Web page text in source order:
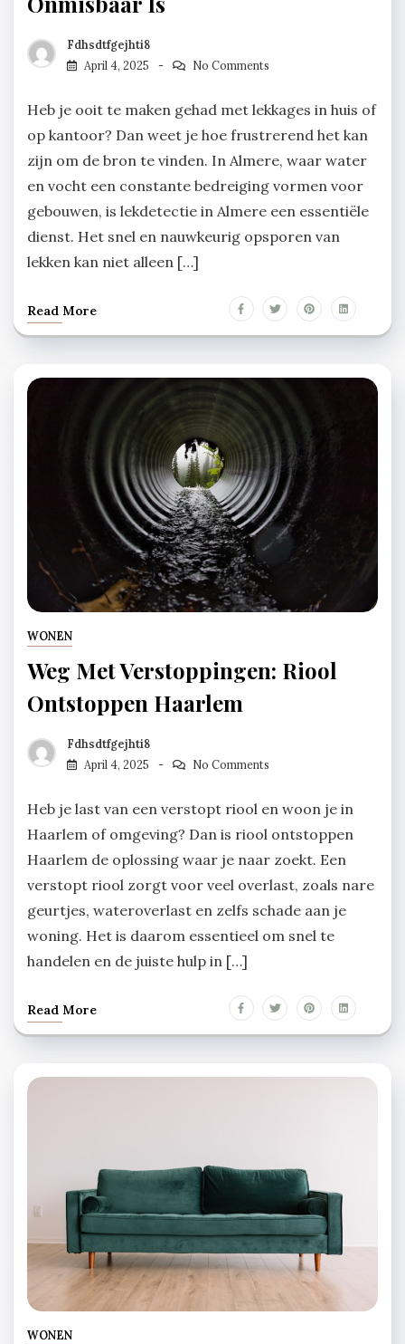
Fdhsdtfgejhti8
April 4, 2025
No Comments
Heb je ooit te maken gehad met lekkages in huis of
op kantoor? Dan weet je hoe frustrerend het kan
zijn om de bron te vinden. In Almere, waar water
en vocht een constante bedreiging vormen voor
gebouwen, is lekdetectie in Almere een essentiële
dienst. Het snel en nauwkeurig opsporen van
lekken kan niet alleen […]
Read More
WONEN
Weg Met Verstoppingen: Riool
Ontstoppen Haarlem
Fdhsdtfgejhti8
April 4, 2025
No Comments
Heb je last van een verstopt riool en woon je in
Haarlem of omgeving? Dan is riool ontstoppen
Haarlem de oplossing waar je naar zoekt. Een
verstopt riool zorgt voor veel overlast, zoals nare
geurtjes, wateroverlast en zelfs schade aan je
woning. Het is daarom essentieel om snel te
handelen en de juiste hulp in […]
Read More
WONEN